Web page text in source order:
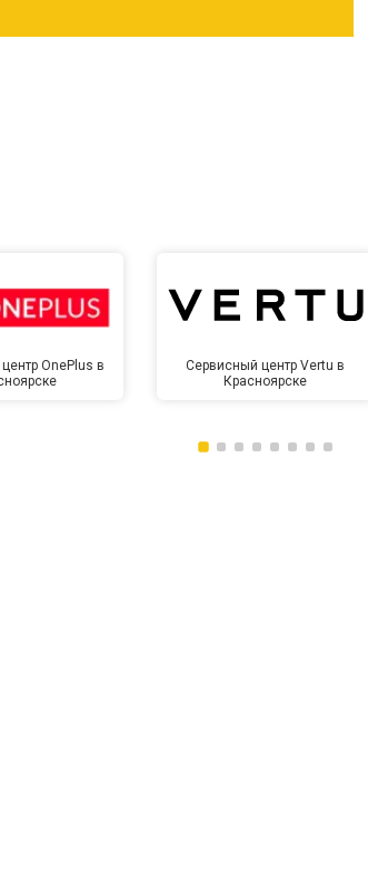
OnePlus в
Сервисный центр Vertu в
Красноярске